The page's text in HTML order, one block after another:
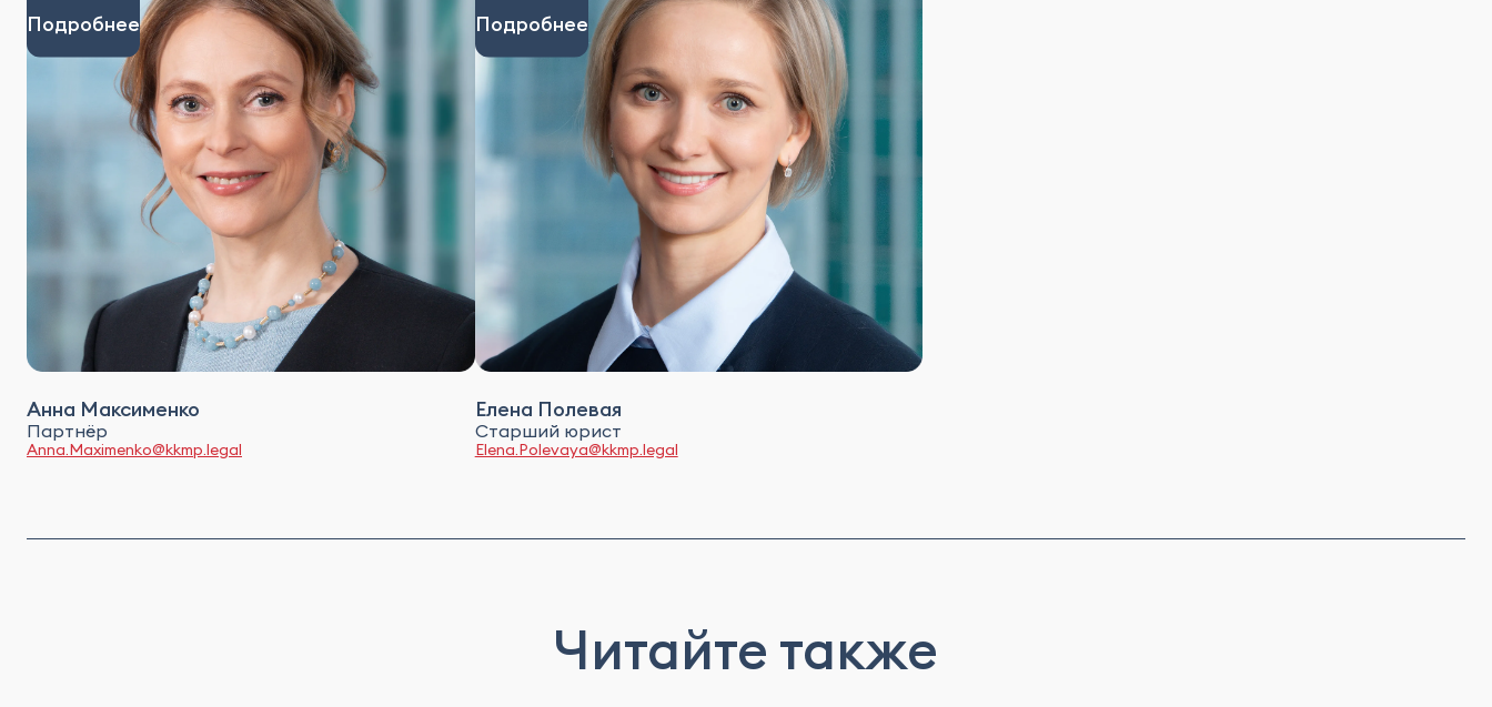
Подробнее
Анна Максименко
Партнёр
Anna.Maximenko@kkmp.legal
Подробнее
Елена Полевая
Старший юрист
Elena.Polevaya@kkmp.legal
Читайте также